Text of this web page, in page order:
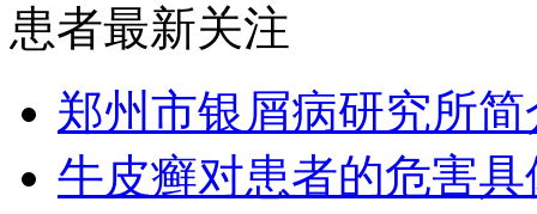
患者最新关注
郑州市银屑病研究所简
牛皮癣对患者的危害